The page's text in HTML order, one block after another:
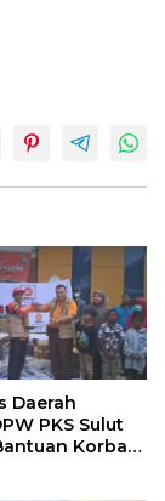
Daerah
PKS Sulut
Korban